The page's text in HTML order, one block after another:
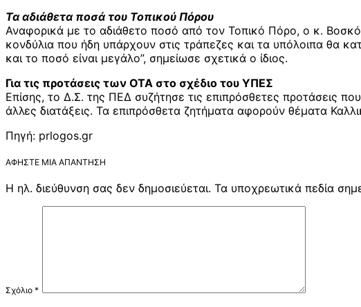
Τα αδιάθετα ποσά του Τοπικού Πόρου
Αναφορικά με το αδιάθετο ποσό από τον Τοπικό Πόρο, ο κ.
κονδύλια που ήδη υπάρχουν στις τράπεζες και τα υπόλοιπα θα
και το ποσό είναι μεγάλο”, σημείωσε σχετικά ο ίδιος.
Για τις προτάσεις των ΟΤΑ στο σχέδιο του ΥΠΕΣ
Επίσης, το Δ.Σ. της ΠΕΔ συζήτησε τις επιπρόσθετες προτάσεις
άλλες διατάξεις. Τα επιπρόσθετα ζητήματα αφορούν θέματα
Πηγή: prlogos.gr
ΑΦΉΣΤΕ ΜΙΑ ΑΠΆΝΤΗΣΗ
Η ηλ. διεύθυνση σας δεν δημοσιεύεται. Τα υποχρεωτικά πεδία
Σχόλιο *